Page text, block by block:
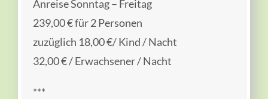
Anreise Sonntag – Freitag
239,00 € für 2 Personen
zuzüglich 18,00 €/ Kind / Nacht
32,00 € / Erwachsener / Nacht
***